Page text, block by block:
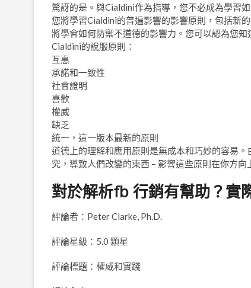
驚訝的是。與Cialdini作為指導，您不必成為學習
您將學習Cialdini的普遍影響的影響原則，包括新
將學會如何防禦不道德的影響力。您可以認為您
Cialdini的說服原則：
互惠
承諾和一致性
社會證明
喜歡
權威
缺乏
統一，這一版本最新的原則
道德上的理解和應用原則是無成本和巧妙的容易
究，導致人們改變的東西 – 影響這些原則在你方向
對於解析fb 行銷有幫助？實
評論者：Peter Clarke, Ph.D.
評論星級：5.0 顆星
評論標題：權威和實踐